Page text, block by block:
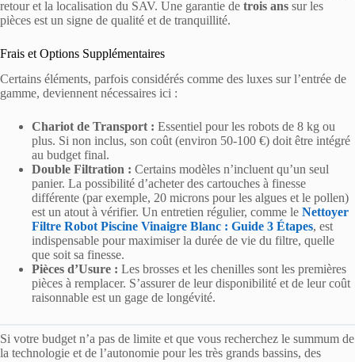
retour et la localisation du SAV. Une garantie de trois ans sur les
pièces est un signe de qualité et de tranquillité.
Frais et Options Supplémentaires
Certains éléments, parfois considérés comme des luxes sur l’entrée de
gamme, deviennent nécessaires ici :
Chariot de Transport : Essentiel pour les robots de 8 kg ou
plus. Si non inclus, son coût (environ 50-100 €) doit être intégré
au budget final.
Double Filtration : Certains modèles n’incluent qu’un seul
panier. La possibilité d’acheter des cartouches à finesse
différente (par exemple, 20 microns pour les algues et le pollen)
est un atout à vérifier. Un entretien régulier, comme le Nettoyer
Filtre Robot Piscine Vinaigre Blanc : Guide 3 Étapes, est
indispensable pour maximiser la durée de vie du filtre, quelle
que soit sa finesse.
Pièces d’Usure : Les brosses et les chenilles sont les premières
pièces à remplacer. S’assurer de leur disponibilité et de leur coût
raisonnable est un gage de longévité.
Si votre budget n’a pas de limite et que vous recherchez le summum de
la technologie et de l’autonomie pour les très grands bassins, des